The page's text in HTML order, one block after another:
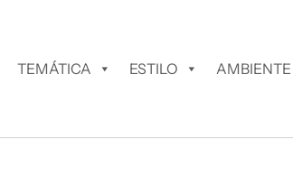
TEMÁTICA ESTILO AMBIENTE